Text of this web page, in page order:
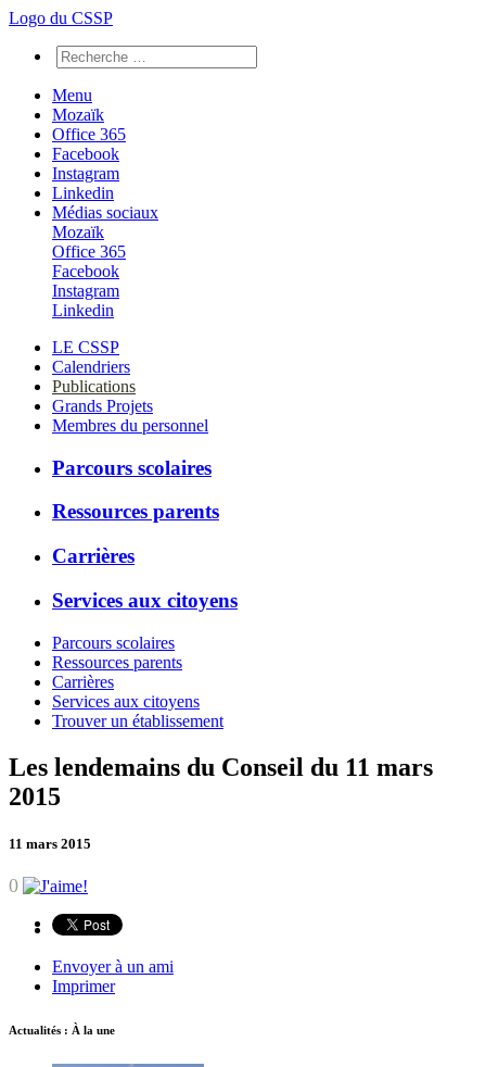
Logo du CSSP
Menu
Mozaïk
Office 365
Facebook
Instagram
Linkedin
Médias sociaux
Mozaïk
Office 365
Facebook
Instagram
Linkedin
LE CSSP
Calendriers
Publications
Grands Projets
Membres du personnel
Parcours scolaires
Ressources parents
Carrières
Services aux citoyens
Parcours scolaires
Ressources parents
Carrières
Services aux citoyens
Trouver un établissement
Les lendemains du Conseil du 11 mars
2015
11 mars 2015
0
Envoyer à un ami
Imprimer
Actualités : À la une